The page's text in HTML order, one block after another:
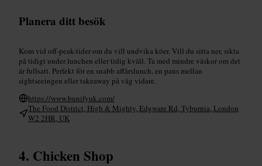
Planera ditt besök
Kom vid off‑peak-tider om du vill undvika köer. Vill du sitta ner, sikta
på tidigt under lunchen eller tidig kväll. Ta med mindre väskor om det
är fullsatt. Perfekt för en snabb affärslunch, en paus mellan
sightseeingen eller takeaway på väg vidare.
https://www.bunifyuk.com/
The Food District, High & Mighty, Edgware Rd, Tyburnia, London
W2 2HR, UK
Chicken Shop